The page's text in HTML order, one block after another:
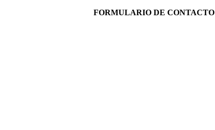
FORMULARIO DE CONTACTO